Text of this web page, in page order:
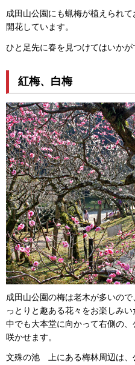
成田山公園にも蝋梅が植えられ
開花しています。
ひと足先に春を見つけてはいかが
紅梅、白梅
成田山公園の梅は老木が多いの
っとりと趣ある花々をお楽しみ
中でも大本堂に向かって右側の
咲かせます。
文殊の池 上にある梅林周辺は、